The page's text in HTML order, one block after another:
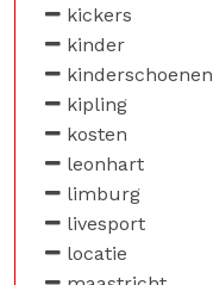
kickers
kinder
kinderschoenen
kipling
kosten
leonhart
limburg
livesport
locatie